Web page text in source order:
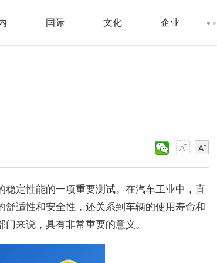
国际 文化 企业
定性能的一项重要测试。在汽车工业中，直
适性和安全性，还关系到车辆的使用寿命和
来说，具有非常重要的意义。